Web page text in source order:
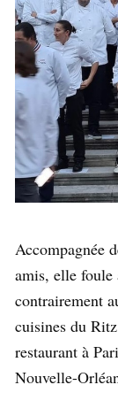
Accompagnée
amis, elle foule
contrairement
cuisines du
restaurant à
Nouvelle-